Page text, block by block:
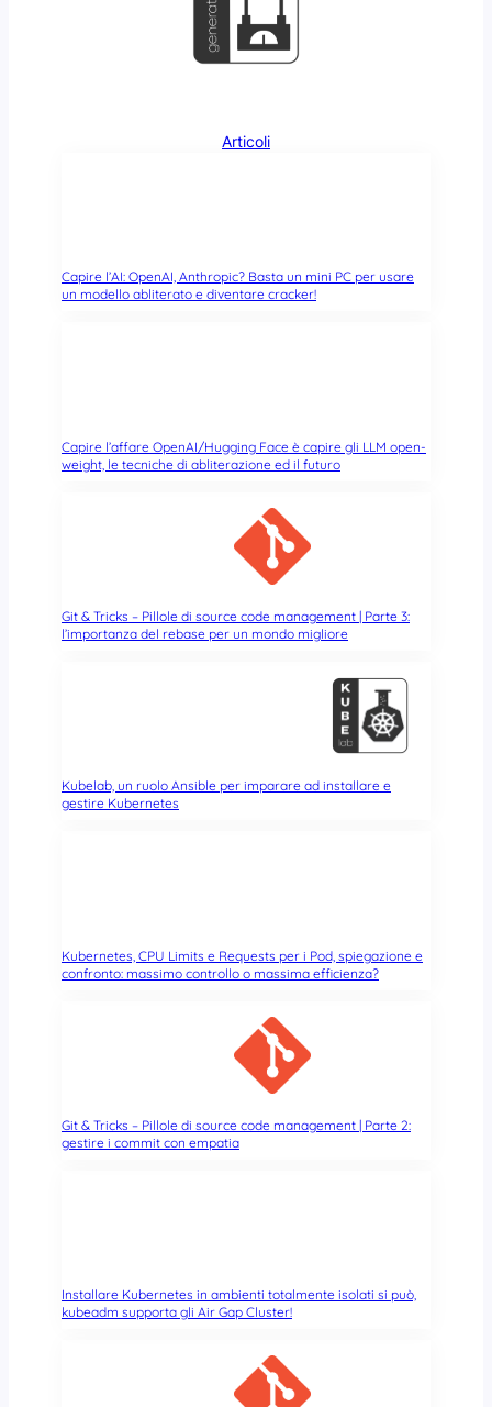
i
n
g
a
c
e
Articoli
Capire l’AI: OpenAI, Anthropic? Basta un mini PC per usare
un modello abliterato e diventare cracker!
Capire l’affare OpenAI/Hugging Face è capire gli LLM open-
weight, le tecniche di abliterazione ed il futuro
Git & Tricks – Pillole di source code management | Parte 3:
l’importanza del rebase per un mondo migliore
Kubelab, un ruolo Ansible per imparare ad installare e
gestire Kubernetes
Kubernetes, CPU Limits e Requests per i Pod, spiegazione e
confronto: massimo controllo o massima efficienza?
Git & Tricks – Pillole di source code management | Parte 2:
gestire i commit con empatia
Installare Kubernetes in ambienti totalmente isolati si può,
kubeadm supporta gli Air Gap Cluster!